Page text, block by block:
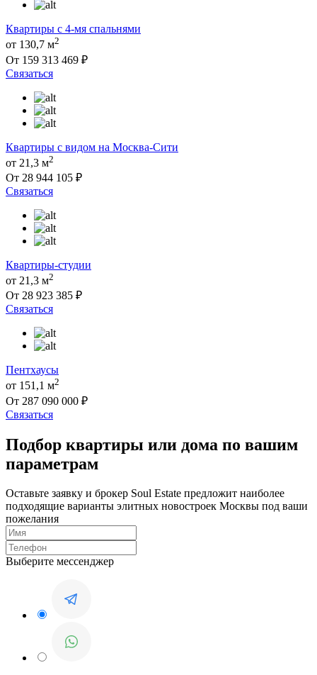
Квартиры с 4-мя спальнями
от 130,7 м2
От 159 313 469 ₽
Связаться
Квартиры с видом на Москва-Сити
от 21,3 м2
От 28 944 105 ₽
Связаться
Квартиры-студии
от 21,3 м2
От 28 923 385 ₽
Связаться
Пентхаусы
от 151,1 м2
От 287 090 000 ₽
Связаться
Подбор квартиры или дома по вашим
параметрам
Оставьте заявку и брокер Soul Estate предложит наиболее
подходящие варианты элитных новостроек Москвы под ваши
пожелания
Выберите мессенджер